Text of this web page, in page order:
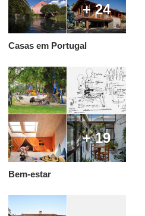
+ 24
Casas em Portugal
+ 19
Bem-estar